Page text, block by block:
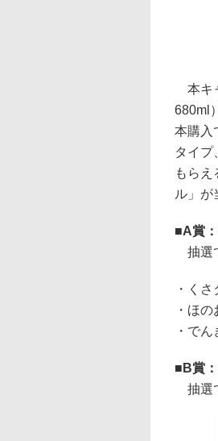
本キ
680ml
本購入
タイプ
もら
ル」が
A賞
抽選
・く
・ほ
・で
B賞
抽選